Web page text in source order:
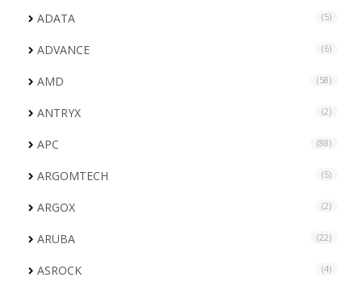
ADATA (5)
ADVANCE (6)
AMD (58)
ANTRYX (2)
APC (88)
ARGOMTECH (5)
ARGOX (2)
ARUBA (22)
ASROCK (4)